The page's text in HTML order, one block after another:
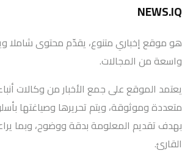
NEWS.IQ
هو موقع إخباري متنوع، يقدّم محتوى
واسعة من المجالات.
يعتمد الموقع على جمع الأخبار من وكالات
متعددة وموثوقة، ويتم تحريرها وصياغتها
بهدف تقديم المعلومة بدقة ووضوح، وبما
القارئ.